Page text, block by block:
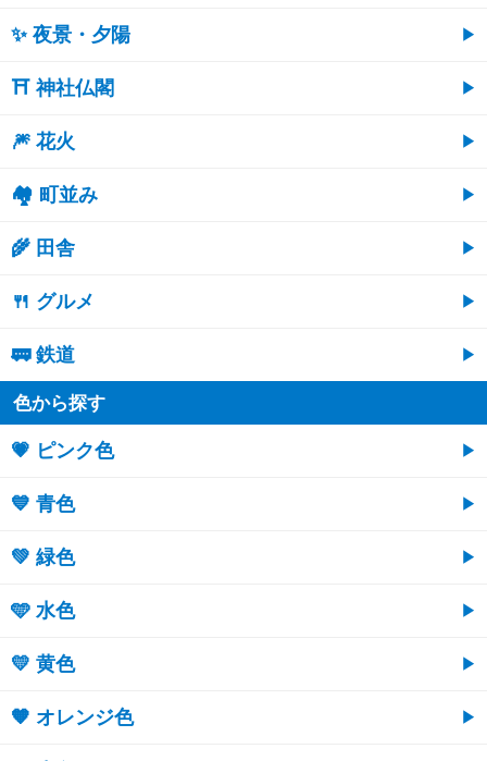
✨ 夜景・夕陽
⛩ 神社仏閣
🎆 花火
🏘 町並み
🌾 田舎
🍴 グルメ
🚃 鉄道
色から探す
💗 ピンク色
💙 青色
💚 緑色
🩵 水色
💛 黄色
🧡 オレンジ色